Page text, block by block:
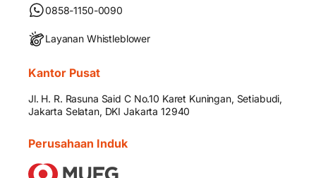
0858-1150-0090
Layanan Whistleblower
Kantor Pusat
Jl. H. R. Rasuna Said C No.10 Karet Kuningan, Setiabudi,
Jakarta Selatan, DKI Jakarta 12940
Perusahaan Induk